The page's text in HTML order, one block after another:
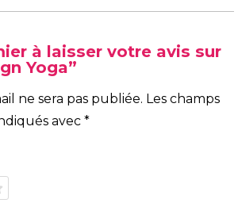
à laisser votre avis sur
Yoga”
ne sera pas publiée. Les champs
avec *
5